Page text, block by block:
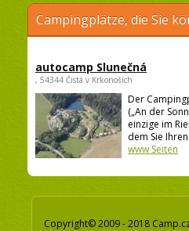
Campingplätze, die Sie
autocamp Slunečná
, 54344 Čistá v Krkonoších
Der
(„An der
einzige im
dem Sie
www Seiten
Copyright© 2009 - 2018